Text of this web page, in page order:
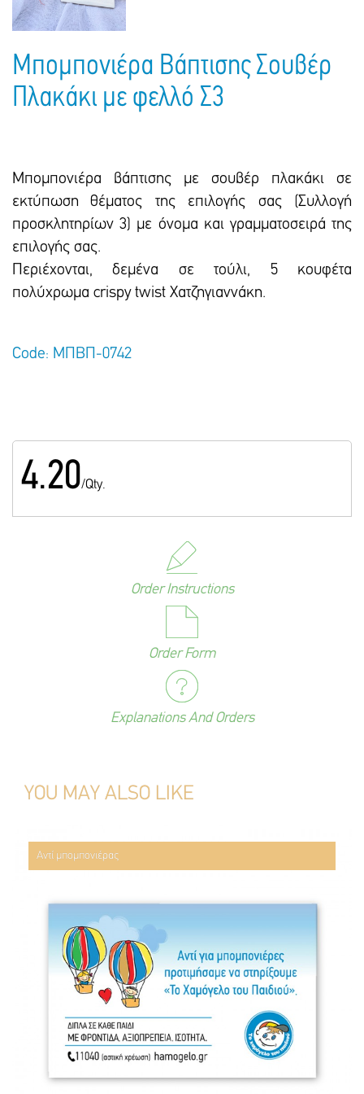
Μπομπονιέρα Βάπτισης Σουβέρ
Πλακάκι με φελλό Σ3
Μπομπονιέρα βάπτισης με σουβέρ πλακάκι σε
εκτύπωση θέματος της επιλογής σας (Συλλογή
προσκλητηρίων 3) με όνομα και γραμματοσειρά της
επιλογής σας.
Περιέχονται, δεμένα σε τούλι, 5 κουφέτα
πολύχρωμα crispy twist Χατζηγιαννάκη.
Code: ΜΠΒΠ-0742
4.20/Qty.
Order Instructions
Order Form
Explanations And Orders
YOU MAY ALSO LIKE
Αντί μπομπονιέρας